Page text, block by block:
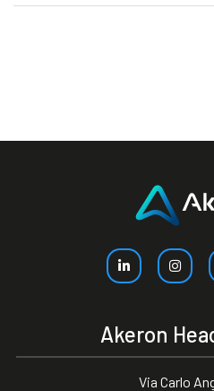
Akeron
Via Carlo